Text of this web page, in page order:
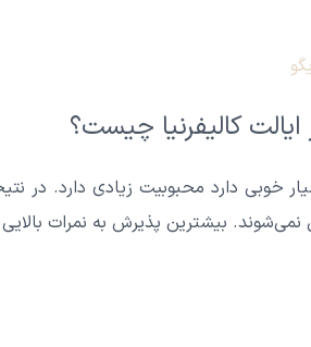
کالیفرنیا چیست؟
خوبی دارد محبوبیت زیادی دارد. در
نمی‌شوند. بیشترین پذیرش به نمرات